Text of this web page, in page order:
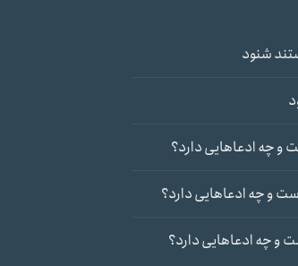
شنود
و چه ادعاهایی دارد؟
و چه ادعاهایی دارد؟
و چه ادعاهایی دارد؟